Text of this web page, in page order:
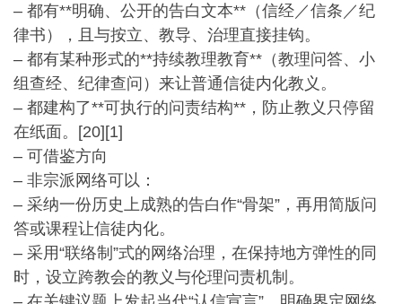
– 都有**明确、公开的告白文本**（信经／信条／纪
律书），
且与按立、教导、治理直接挂钩。
– 都有某种形式的**持续教理教育**（教理问答、小
组查经、 纪律查问）来让普通信徒内化教义。
– 都建构了**可执行的问责结构**，防止教义只停留
在纸面。[20][1]
– 可借鉴方向
– 非宗派网络可以：
– 采纳一份历史上成熟的告白作“骨架”， 再用简版问
答或课程让信徒内化。
– 采用“联络制”式的网络治理，在保持地方弹性的同
时， 设立跨教会的教义与伦理问责机制。